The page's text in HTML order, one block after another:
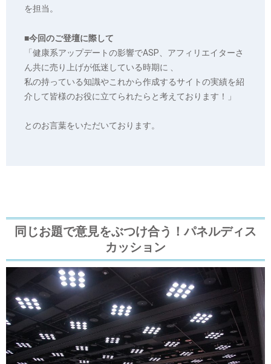
を担当。
■今回のご登壇に際して
「健康系アップデートの影響でASP、アフィリエイターさ
ん共に売り上げが低迷している時期に 、
私の持っている知識やこれから作成するサイトの実績を紹
介して皆様のお役に立てられたらと考えております！」
とのお言葉をいただいております。
同じお題で意見をぶつけ合う！パネルディス
カッション